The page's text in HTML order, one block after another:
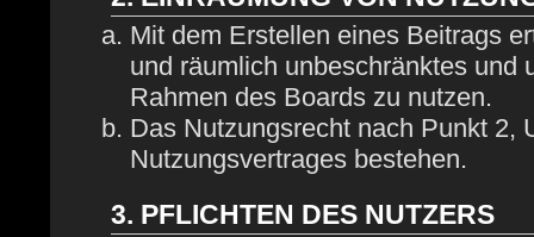
Mit dem Erstellen eines Beitrags
und räumlich unbeschränktes und
Rahmen des Boards zu nutzen.
Das Nutzungsrecht nach Punkt 2,
Nutzungsvertrages bestehen.
3. PFLICHTEN DES NUTZERS